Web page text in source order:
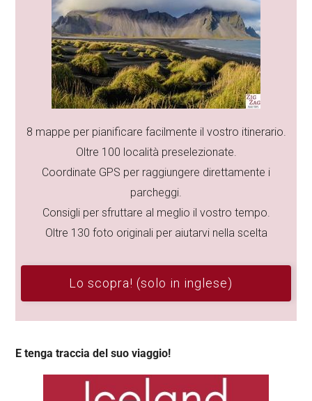
8 mappe per pianificare facilmente il vostro itinerario.
Oltre 100 località preselezionate.
Coordinate GPS per raggiungere direttamente i
parcheggi.
Consigli per sfruttare al meglio il vostro tempo.
Oltre 130 foto originali per aiutarvi nella scelta
Lo scopra! (solo in inglese)
E tenga traccia del suo viaggio!